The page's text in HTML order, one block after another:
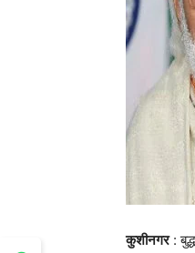
कुशीनगर: